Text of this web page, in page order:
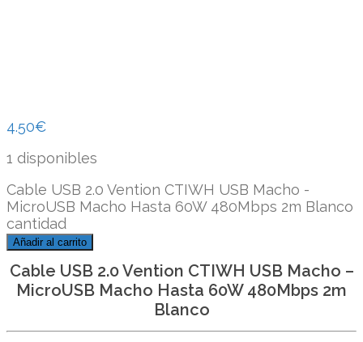
4.50€
1 disponibles
Cable USB 2.0 Vention CTIWH USB Macho -
MicroUSB Macho Hasta 60W 480Mbps 2m Blanco
cantidad
Añadir al carrito
Cable USB 2.0 Vention CTIWH USB Macho –
MicroUSB Macho Hasta 60W 480Mbps 2m
Blanco